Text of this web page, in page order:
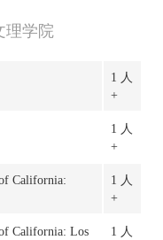
理学院
1 人
+
1 人
+
California:
1 人
+
California: Los
1 人